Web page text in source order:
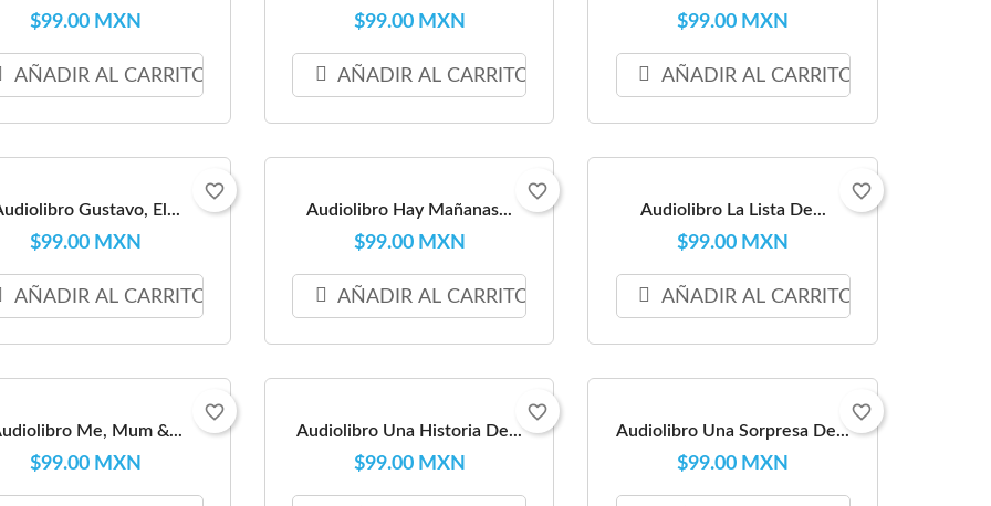
$99.00 MXN
AÑADIR AL CARRITO
$99.00 MXN
AÑADIR AL CARRITO
$99.00 MXN
AÑADIR AL CARRITO
Gustavo, El...
$99.00 MXN
AÑADIR AL CARRITO
favorite_border
Audiolibro Hay Mañanas...
$99.00 MXN
AÑADIR AL CARRITO
favorite_border
Audiolibro La Lista De...
$99.00 MXN
AÑADIR AL CARRITO
favorite_border
Me, Mum &...
$99.00 MXN
favorite_border
Audiolibro Una Historia De...
$99.00 MXN
favorite_border
Audiolibro Una Sorpresa De...
$99.00 MXN
favorite_border